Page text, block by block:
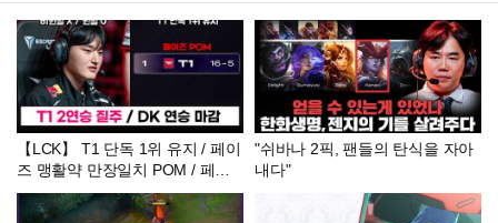
【LCK】 T1 단독 1위 유지 / 페이
즈 맹활약 만장일치 POM / 페이
즈 200승 / DK 연승 마감 - 롤 이
스포츠
"쉬바나 2픽, 팬들의 탄식을 자아
내다"